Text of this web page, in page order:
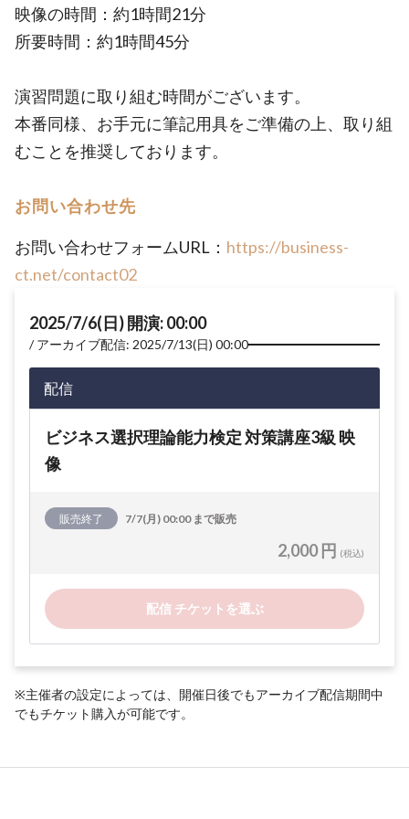
映像の時間：約1時間21分
所要時間：約1時間45分
演習問題に取り組む時間がございます。
本番同様、お手元に筆記用具をご準備の上、取り組
むことを推奨しております。
お問い合わせ先
お問い合わせフォームURL： https://business-
ct.net/contact02
2025/7/6(日) 開演: 00:00
アーカイブ配信: 2025/7/13(日) 00:00
配信
ビジネス選択理論能力検定 対策講座3級 映
像
販売終了 7/7(月) 00:00 まで販売
2,000 円 (税込)
配信 チケットを選ぶ
※主催者の設定によっては、開催日後でもアーカイブ配信期間中
でもチケット購入が可能です。